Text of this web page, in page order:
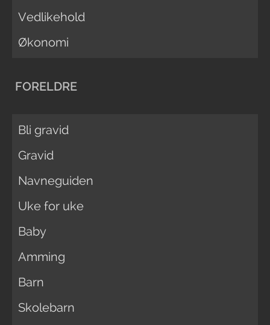
Vedlikehold
Økonomi
FORELDRE
Bli gravid
Gravid
Navneguiden
Uke for uke
Baby
Amming
Barn
Skolebarn